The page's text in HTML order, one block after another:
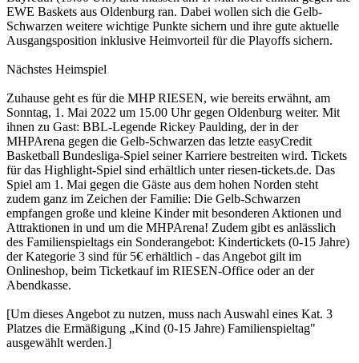
EWE Baskets aus Oldenburg ran. Dabei wollen sich die Gelb-
Schwarzen weitere wichtige Punkte sichern und ihre gute aktuelle
Ausgangsposition inklusive Heimvorteil für die Playoffs sichern.
Nächstes Heimspiel
Zuhause geht es für die MHP RIESEN, wie bereits erwähnt, am
Sonntag, 1. Mai 2022 um 15.00 Uhr gegen Oldenburg weiter. Mit
ihnen zu Gast: BBL-Legende Rickey Paulding, der in der
MHPArena gegen die Gelb-Schwarzen das letzte easyCredit
Basketball Bundesliga-Spiel seiner Karriere bestreiten wird. Tickets
für das Highlight-Spiel sind erhältlich unter riesen-tickets.de. Das
Spiel am 1. Mai gegen die Gäste aus dem hohen Norden steht
zudem ganz im Zeichen der Familie: Die Gelb-Schwarzen
empfangen große und kleine Kinder mit besonderen Aktionen und
Attraktionen in und um die MHPArena! Zudem gibt es anlässlich
des Familienspieltags ein Sonderangebot: Kindertickets (0-15 Jahre)
der Kategorie 3 sind für 5€ erhältlich - das Angebot gilt im
Onlineshop, beim Ticketkauf im RIESEN-Office oder an der
Abendkasse.
[Um dieses Angebot zu nutzen, muss nach Auswahl eines Kat. 3
Platzes die Ermäßigung „Kind (0-15 Jahre) Familienspieltag"
ausgewählt werden.]